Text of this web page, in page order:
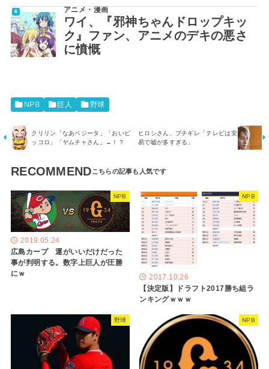
アニメ・漫画
ワイ、『邪神ちゃんドロップキッ
ク』ファン、アニメのデキの悪さ
に憤慨
NPB 巨人 野球
クリリン「なあベジータ」「おいピ
ッコロ」「ヤムチャさん」←！？
ヒロシさん、ブチギレ「テレビは安
易で嘘が多すぎる」
RECOMMEND
NPB
2019.05.24
広島カープ 運がいいだけだった
事が判明する。数字上巨人が圧勝
にｗ
NPB
2017.10.26
【決定版】ドラフト2017勝ち組ラ
ンキングｗｗｗ
野球 NPB